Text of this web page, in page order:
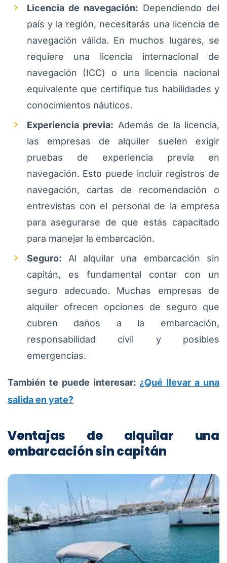
Licencia de navegación: Dependiendo del
país y la región, necesitarás una licencia de
navegación válida. En muchos lugares, se
requiere una licencia internacional de
navegación (ICC) o una licencia nacional
equivalente que certifique tus habilidades y
conocimientos náuticos.
Experiencia previa: Además de la licencia,
las empresas de alquiler suelen exigir
pruebas de experiencia previa en
navegación. Esto puede incluir registros de
navegación, cartas de recomendación o
entrevistas con el personal de la empresa
para asegurarse de que estás capacitado
para manejar la embarcación.
Seguro: Al alquilar una embarcación sin
capitán, es fundamental contar con un
seguro adecuado. Muchas empresas de
alquiler ofrecen opciones de seguro que
cubren daños a la embarcación,
responsabilidad civil y posibles
emergencias.
También te puede interesar: ¿Qué llevar a una
salida en yate?
Ventajas de alquilar una
embarcación sin capitán